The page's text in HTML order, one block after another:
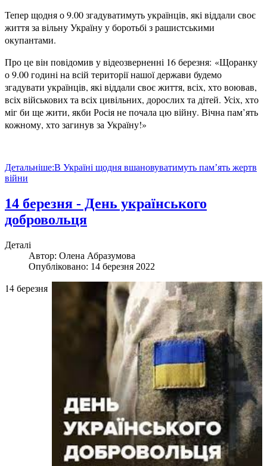
Тепер щодня о 9.00 згадуватимуть українців, які віддали своє
життя за вільну Україну у боротьбі з рашистськими
окупантами.
Про це він повідомив у відеозверненні 16 березня: «Щоранку
о 9.00 годині на всій території нашої держави будемо
згадувати українців, які віддали своє життя, всіх, хто воював,
всіх військових та всіх цивільних, дорослих та дітей. Усіх, хто
міг би ще жити, якби Росія не почала цю війну. Вічна пам’ять
кожному, хто загинув за Україну!»
Детальніше:В Україні щодня вшановуватимуть пам’ять жертв
війни
14 березня - День українського
добровольця
Деталі
Автор: Олена Абразумова
Опубліковано: 14 березня 2022
14 березня